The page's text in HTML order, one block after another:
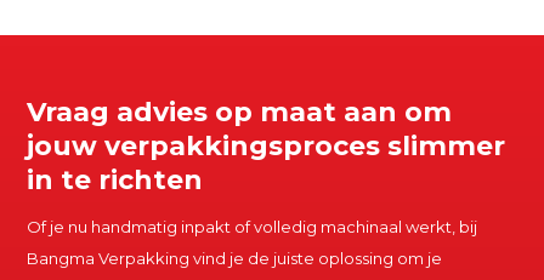
Vraag advies op maat aan om
jouw verpakkingsproces slimmer
in te richten
Of je nu handmatig inpakt of volledig machinaal werkt, bij
Bangma Verpakking vind je de juiste oplossing om je